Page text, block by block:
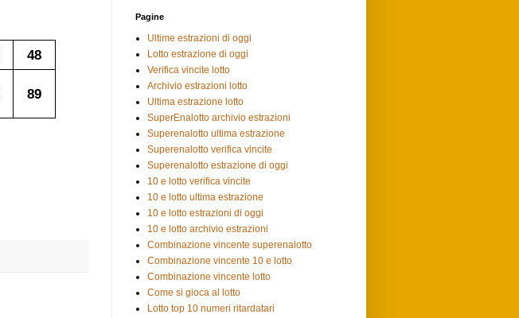
48
89
Pagine
Ultime estrazioni di oggi
Lotto estrazione di oggi
Verifica vincite lotto
Archivio estrazioni lotto
Ultima estrazione lotto
SuperEnalotto archivio estrazioni
Superenalotto ultima estrazione
Superenalotto verifica vincite
Superenalotto estrazione di oggi
10 e lotto verifica vincite
10 e lotto ultima estrazione
10 e lotto estrazioni di oggi
10 e lotto archivio estrazioni
Combinazione vincente superenalotto
Combinazione vincente 10 e lotto
Combinazione vincente lotto
Come si gioca al lotto
Lotto top 10 numeri ritardatari